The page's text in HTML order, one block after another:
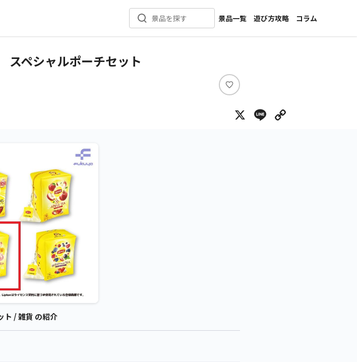
景品を探す
景品一覧
新着景品
メーカー一覧
遊び方攻略
コラム
インタビュー
スペシャルポーチセット
い
ね
X Line
ト / 雑貨 の紹介